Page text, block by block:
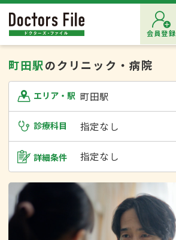
会員登録
町田駅のクリニック・病院
エリア・駅 町田駅
診療科目 指定なし
詳細条件 指定なし